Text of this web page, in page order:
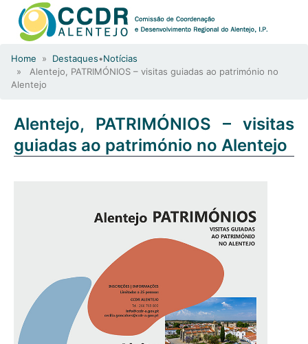
Home » Destaques•Notícias
» Alentejo, PATRIMÓNIOS – visitas guiadas ao património no
Alentejo
Alentejo, PATRIMÓNIOS – visitas
guiadas ao património no Alentejo